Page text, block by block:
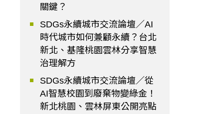
關鍵？
SDGs永續城市交流論壇／AI
時代城市如何兼顧永續？台北
新北、基隆桃園雲林分享智慧
治理解方
SDGs永續城市交流論壇／從
AI智慧校園到廢棄物變綠金！
新北桃園、雲林屏東公開亮點